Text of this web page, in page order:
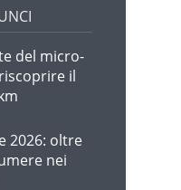
del micro-
il
2026: oltre
nei